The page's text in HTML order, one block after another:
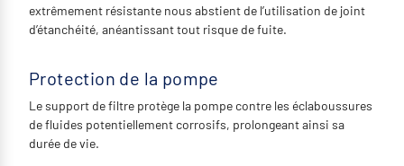
extrêmement résistante nous abstient de l’utilisation de joint
d’étanchéité, anéantissant tout risque de fuite.
Protection de la pompe
Le support de filtre protège la pompe contre les éclaboussures
de fluides potentiellement corrosifs, prolongeant ainsi sa
durée de vie.